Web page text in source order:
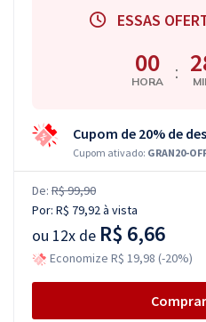
ESSAS
00
HORA :
Cupom de 20% de
Cupom ativado: GRAN20-
De: R$ 99,90
Por: R$ 79,92à vista
ou 12x de R$ 6,66
Economize R$ 19,98 (-20%)